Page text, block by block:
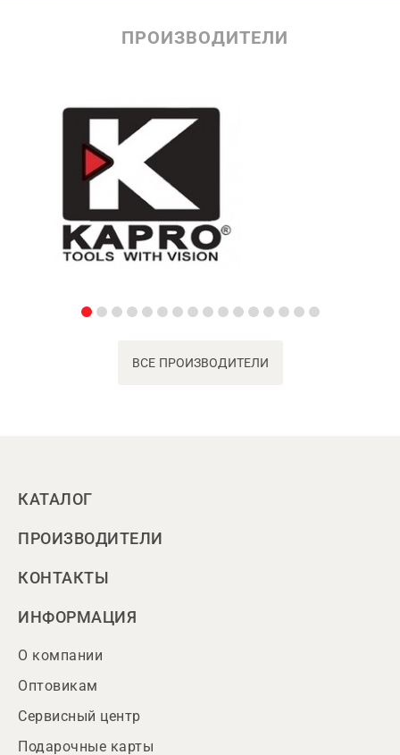
ПРОИЗВОДИТЕЛИ
ВСЕ ПРОИЗВОДИТЕЛИ
КАТАЛОГ
ПРОИЗВОДИТЕЛИ
КОНТАКТЫ
ИНФОРМАЦИЯ
О компании
Оптовикам
Сервисный центр
Подарочные карты